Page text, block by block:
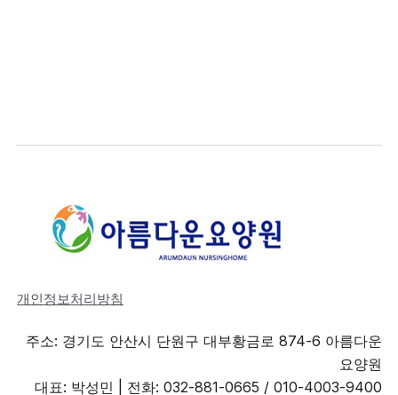
개인정보처리방침
주소: 경기도 안산시 단원구 대부황금로 874-6 아름다운
요양원
대표: 박성민 | 전화: 032-881-0665 / 010-4003-9400